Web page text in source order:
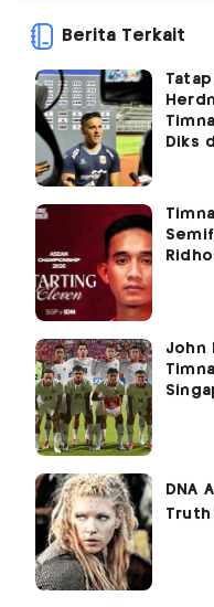
Berita Terkait
Tatap
Diks
John